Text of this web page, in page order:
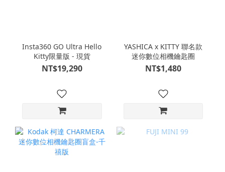
Insta360 GO Ultra Hello
Kitty限量版 - 現貨
NT$19,290
YASHICA x KITTY 聯名款
迷你數位相機鑰匙圈
NT$1,480